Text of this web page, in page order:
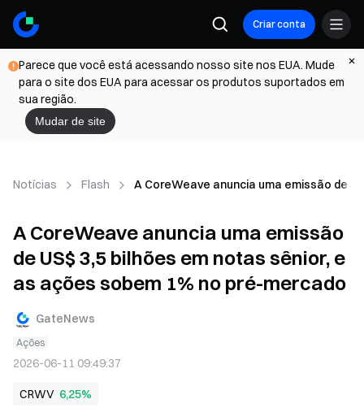
Criar conta
Parece que você está acessando nosso site nos EUA. Mude
para o site dos EUA para acessar os produtos suportados em
sua região.
Mudar de site
Notícias Flash A CoreWeave anuncia uma emissão de
A CoreWeave anuncia uma emissão
de US$ 3,5 bilhões em notas sênior, e
as ações sobem 1% no pré-mercado
GateNews
Ações
2026-06-11 09:49:37
CRWV 6,25%